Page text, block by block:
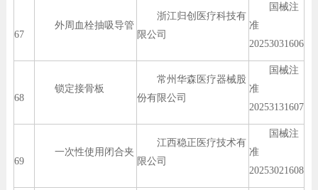
67
外周血栓抽吸导管
浙江归创医疗科技有
限公司
国械注
准
20253031606
68
锁定接骨板
常州华森医疗器械股
份有限公司
国械注
准
20253131607
69
一次性使用闭合夹
江西稳正医疗技术有
限公司
国械注
准
20253021608